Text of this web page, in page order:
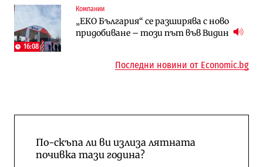
16:08
Компании
„ЕКО България“ се разширява с ново
придобиване – този път във Видин
Публични финанси
Общините вече зависят от
централната власт за 75% от
Компании
А1 отново е лидер при технологичните
компании и системните интегратори
Последни новини от Economic.bg
По-скъпа ли ви излиза лятната
почивка тази година?